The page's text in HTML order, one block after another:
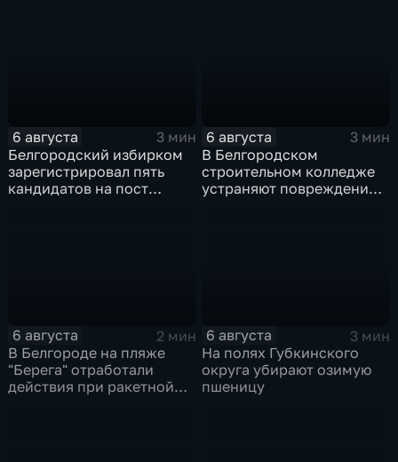
6 августа
3 мин
Белгородский избирком
зарегистрировал пять
кандидатов на пост
6 августа
3 мин
В Белгородском
строительном колледже
устраняют повреждения
6 августа
2 мин
В Белгороде на пляже
"Берега" отработали
действия при ракетной
6 августа
3 мин
На полях Губкинского
округа убирают озимую
пшеницу